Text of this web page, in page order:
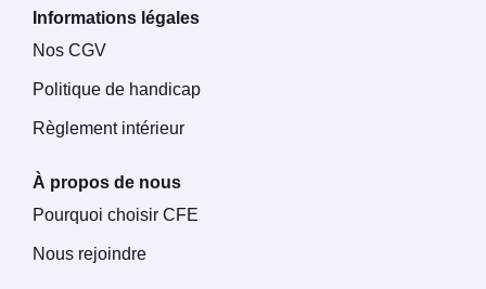
Informations légales
Nos CGV
Politique de handicap
Règlement intérieur
À propos de nous
Pourquoi choisir CFE
Nous rejoindre